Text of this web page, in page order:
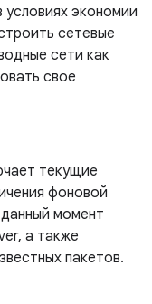
условиях экономии
сетевые
сети как
свое
текущие
фоновой
момент
а также
пакетов.